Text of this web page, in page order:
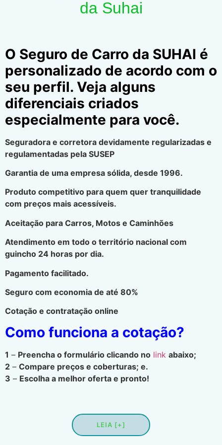
da Suhai
O Seguro de Carro da SUHAI é
personalizado de acordo com o
seu perfil. Veja alguns
diferenciais criados
especialmente para você.
Seguradora e corretora devidamente regularizadas e
regulamentadas pela SUSEP
Garantia de uma empresa sólida, desde 1996.
Produto competitivo para quem quer tranquilidade
com preços mais acessíveis.
Aceitação para Carros, Motos e Caminhões
Atendimento em todo o território nacional com
guincho 24 horas por dia.
Pagamento facilitado.
Seguro com economia de até 80%
Cotação e contratação online
Como funciona a cotação?
1 – Preencha o formulário clicando no link abaixo;
2 – Compare preços e coberturas; e.
3 – Escolha a melhor oferta e pronto!
LEIA [+]